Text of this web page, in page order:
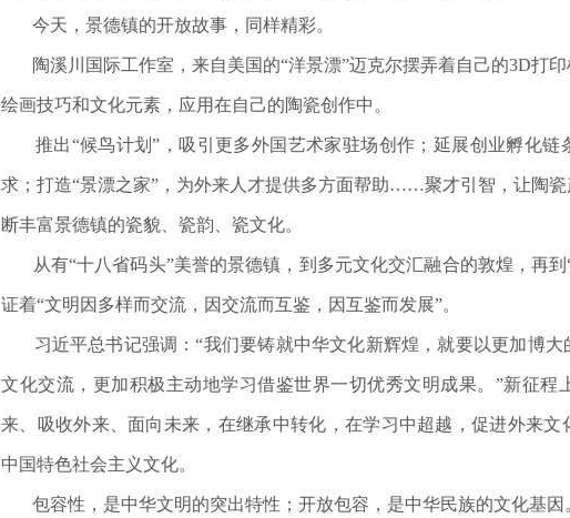
今天，景德镇的开放故事，同样精彩。
陶溪川国际工作室，来自美国的“洋景漂”迈克尔摆弄着自己的3D打印
绘画技巧和文化元素，应用在自己的陶瓷创作中。
推出“候鸟计划”，吸引更多外国艺术家驻场创作；延展创业孵化链
求；打造“景漂之家”，为外来人才提供多方面帮助……聚才引智，让陶
断丰富景德镇的瓷貌、瓷韵、瓷文化。
从有“十八省码头”美誉的景德镇，到多元文化交汇融合的敦煌，再到
证着“文明因多样而交流，因交流而互鉴，因互鉴而发展”。
习近平总书记强调：“我们要铸就中华文化新辉煌，就要以更加博大
文化交流，更加积极主动地学习借鉴世界一切优秀文明成果。”新征程
来、吸收外来、面向未来，在继承中转化，在学习中超越，促进外来
中国特色社会主义文化。
包容性，是中华文明的突出特性；开放包容，是中华民族的文化基因